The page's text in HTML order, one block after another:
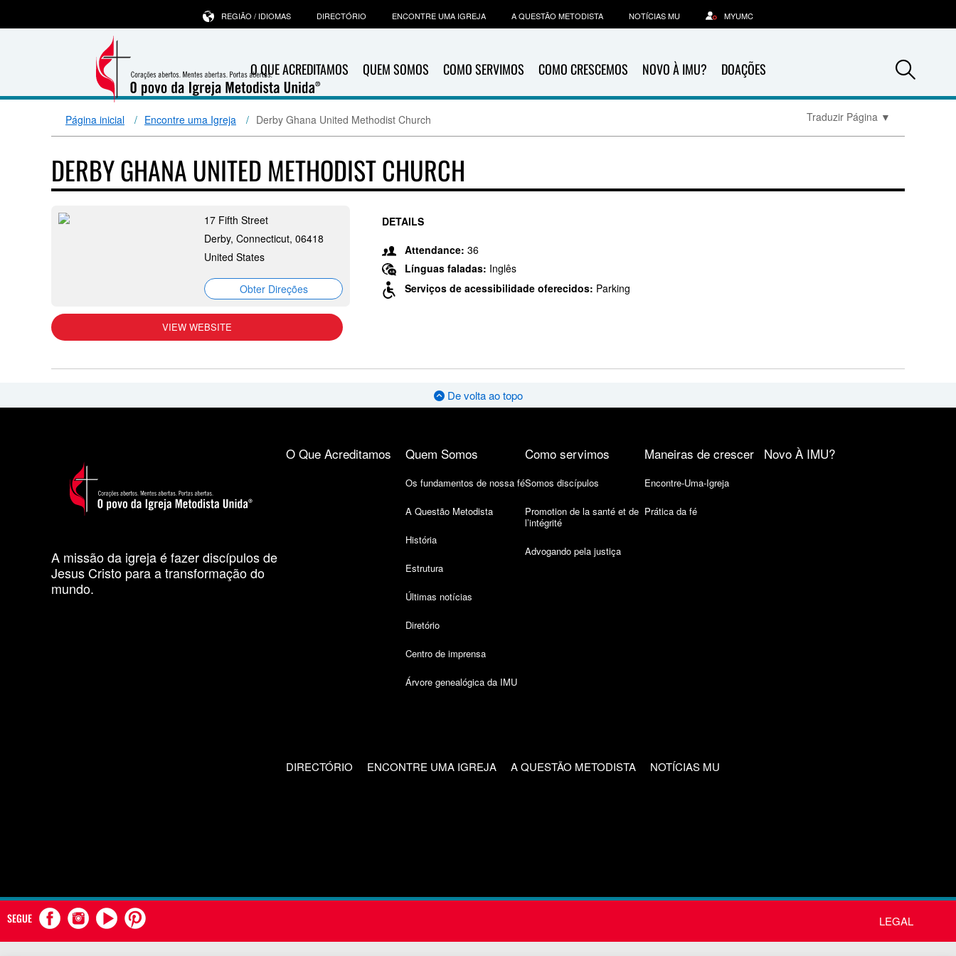
O QUE ACREDITAMOS QUEM SOMOS COMO SERVIMOS COMO CRESCEMOS NOVO À IMU? DOAÇÕES
REGIÃO / IDIOMAS DIRECTÓRIO ENCONTRE UMA IGREJA A QUESTÃO METODISTA NOTÍCIAS MU MYUMC
Página inicial Encontre uma Igreja Derby Ghana United Methodist Church Traduzir Página ▼
DERBY GHANA UNITED METHODIST CHURCH
17 Fifth Street
Derby, Connecticut, 06418
United States
Obter Direções
VIEW WEBSITE
DETAILS
Attendance: 36
Línguas faladas: Inglês
Serviços de acessibilidade oferecidos: Parking
De volta ao topo
A missão da igreja é fazer discípulos de
Jesus Cristo para a transformação do
mundo.
O Que Acreditamos Quem Somos
Os fundamentos de nossa fé
A Questão Metodista
História
Estrutura
Últimas notícias
Diretório
Centro de imprensa
Árvore genealógica da IMU
Como servimos
Somos discípulos
Promotion de la santé et de
l’intégrité
Advogando pela justiça
Maneiras de crescer
Encontre-Uma-Igreja
Prática da fé
Novo À IMU?
DIRECTÓRIO ENCONTRE UMA IGREJA A QUESTÃO METODISTA NOTÍCIAS MU
SEGUE LEGAL